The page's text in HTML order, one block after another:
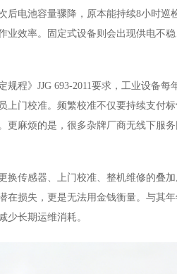
后电池容量骤降，原本能持续8小时巡
效率。固定式设备则会出现供电不
规程》 JJG 693-2011要求，工业设备
上门校准。频繁校准不仅要持续支付
麻烦的是，很多杂牌厂商无线下服
传感器、上门校准、整机维修的叠
损失，更是无法用金钱衡量。与其
少长期运维消耗。